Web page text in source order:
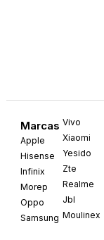
Marcas
Apple
Hisense
Infinix
Morep
Oppo
Samsung
Vivo
Xiaomi
Yesido
Zte
Realme
Jbl
Moulinex